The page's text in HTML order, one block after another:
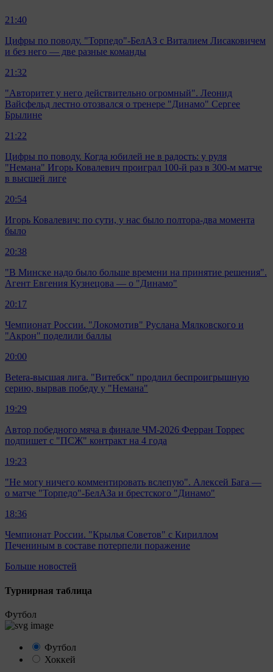
21:40
Цифры по поводу. "Торпедо"-БелАЗ с Виталием Лисаковичем
и без него — две разные команды
21:32
"Авторитет у него действительно огромный". Леонид
Вайсфельд лестно отозвался о тренере "Динамо" Сергее
Брылине
21:22
Цифры по поводу. Когда юбилей не в радость: у руля
"Немана" Игорь Ковалевич проиграл 100-й раз в 300-м матче
в высшей лиге
20:54
Игорь Ковалевич: по сути, у нас было полтора-два момента
было
20:38
"В Минске надо было больше времени на принятие решения".
Агент Евгения Кузнецова — о "Динамо"
20:17
Чемпионат России. "Локомотив" Руслана Мялковского и
"Акрон" поделили баллы
20:00
Betera-высшая лига. "Витебск" продлил беспроигрышную
серию, вырвав победу у "Немана"
19:29
Автор победного мяча в финале ЧМ-2026 Ферран Торрес
подпишет с "ПСЖ" контракт на 4 года
19:23
"Не могу ничего комментировать вслепую". Алексей Бага —
о матче "Торпедо"-БелАЗа и брестского "Динамо"
18:36
Чемпионат России. "Крылья Советов" с Кириллом
Печениным в составе потерпели поражение
Больше новостей
Турнирная таблица
Футбол
Футбол
Хоккей